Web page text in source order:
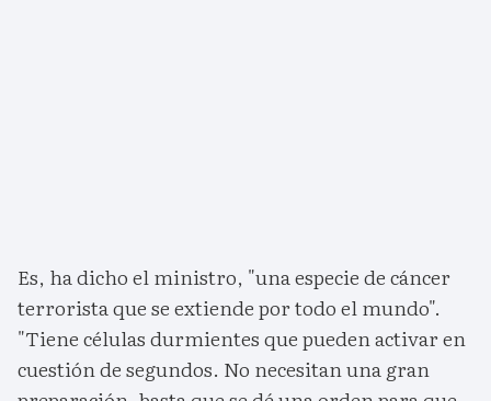
Es, ha dicho el ministro, "una especie de cáncer
terrorista que se extiende por todo el mundo".
"Tiene células durmientes que pueden activar en
cuestión de segundos. No necesitan una gran